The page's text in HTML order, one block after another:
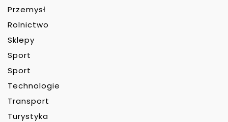
Przemysł
Rolnictwo
Sklepy
Sport
Sport
Technologie
Transport
Turystyka